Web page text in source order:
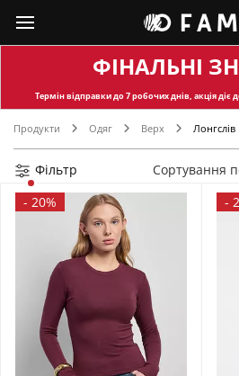
ФІНАЛЬНІ
Термін відправкидо 7 робочих днів, акція діє
Продукти Одяг Верх Лонгслів
Фільтр
Сортування
- 20% -